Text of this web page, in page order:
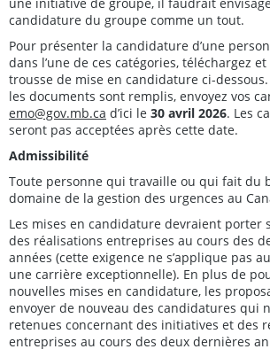
candidature du groupe comme un tout.
Pour présenter la candidature d’une
dans l’une de ces catégories, téléchargez
trousse de mise en candidature ci-
les documents sont remplis, envoyez vos
emo@gov.mb.ca d’ici le 30 avril 2026. Les
seront pas acceptées après cette date.
Admissibilité
Toute personne qui travaille ou qui fait du
domaine de la gestion des urgences au
Les mises en candidature devraient porter
des réalisations entreprises au cours des
années (cette exigence ne s’applique pas
une carrière exceptionnelle). En plus de
nouvelles mises en candidature, les
envoyer de nouveau des candidatures qui
retenues concernant des initiatives et des
entreprises au cours des deux dernières